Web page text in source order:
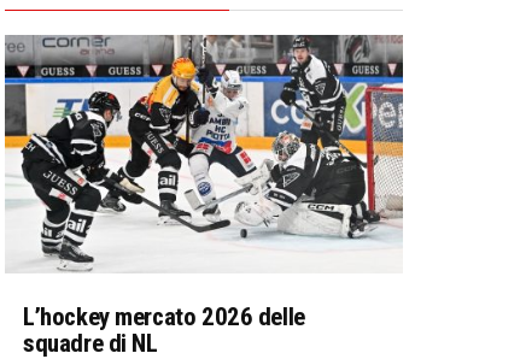
L’hockey mercato 2026 delle
squadre di NL